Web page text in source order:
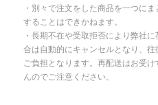
・別々で注文をした商品を一つに
することはできかねます。
・長期不在や受取拒否により弊社
合は自動的にキャンセルとなり、
ご負担となります。再配送はお受
んのでご注意ください。